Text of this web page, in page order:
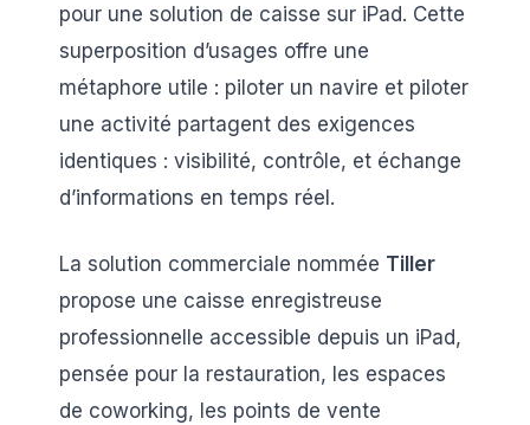
pour une solution de caisse sur iPad. Cette
superposition d’usages offre une
métaphore utile : piloter un navire et piloter
une activité partagent des exigences
identiques : visibilité, contrôle, et échange
d’informations en temps réel.
La solution commerciale nommée Tiller
propose une caisse enregistreuse
professionnelle accessible depuis un iPad,
pensée pour la restauration, les espaces
de coworking, les points de vente